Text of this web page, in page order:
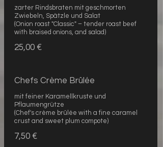
zarter Rindsbraten mit geschmorten
Zwiebeln, Spätzle und Salat
(Onion roast "Classic" – tender roast beef
with braised onions, and salad)
25,00 €
Chefs Crème Brûlée
mit feiner Karamellkruste und
Pflaumengrütze
(Chef's crème brûlée with a fine caramel
crust and sweet plum compote)
7,50 €